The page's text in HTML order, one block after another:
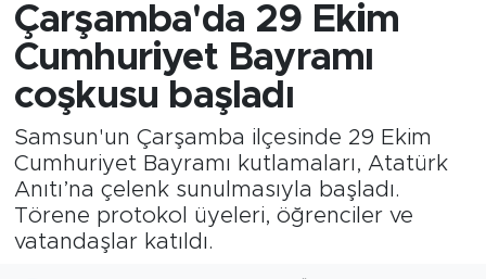
Çarşamba'da 29 Ekim
Cumhuriyet Bayramı
coşkusu başladı
Samsun'un Çarşamba ilçesinde 29 Ekim
Cumhuriyet Bayramı kutlamaları, Atatürk
Anıtı’na çelenk sunulmasıyla başladı.
Törene protokol üyeleri, öğrenciler ve
vatandaşlar katıldı.
Son Dakika Haberleri
Haber Arşivi